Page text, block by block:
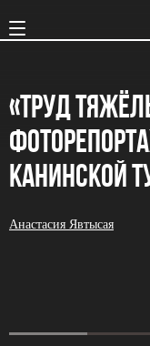
«ТРУД
КАНИНСКОЙ
Анастасия Явтысая